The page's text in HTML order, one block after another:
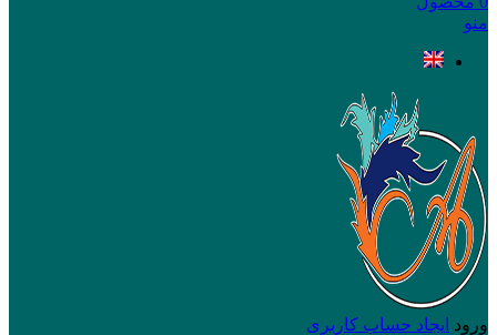
منو
ورود ایجاد حساب کاربری